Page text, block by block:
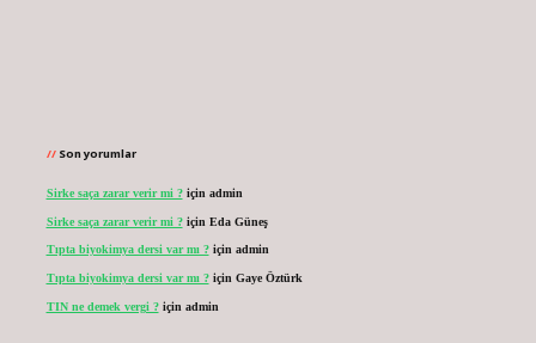
Son yorumlar
Sirke saça zarar verir mi ?için admin
Sirke saça zarar verir mi ?için Eda Güneş
Tıpta biyokimya dersi var mı ?için admin
Tıpta biyokimya dersi var mı ?için Gaye Öztürk
TIN ne demek vergi ?için admin